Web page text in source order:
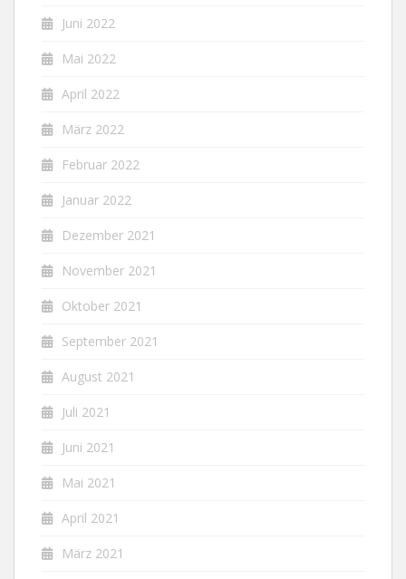
Juni 2022
Mai 2022
April 2022
März 2022
Februar 2022
Januar 2022
Dezember 2021
November 2021
Oktober 2021
September 2021
August 2021
Juli 2021
Juni 2021
Mai 2021
April 2021
März 2021